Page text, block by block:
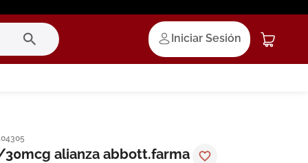
Iniciar Sesión
alianza abbott.farma